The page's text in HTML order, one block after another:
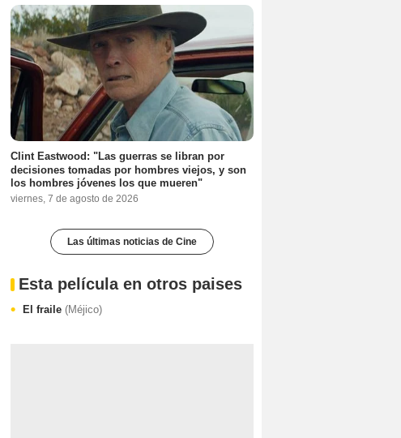
Clint Eastwood: "Las guerras se libran por
decisiones tomadas por hombres viejos, y son
los hombres jóvenes los que mueren"
viernes, 7 de agosto de 2026
Las últimas noticias de Cine
Esta película en otros paises
El fraile (Méjico)